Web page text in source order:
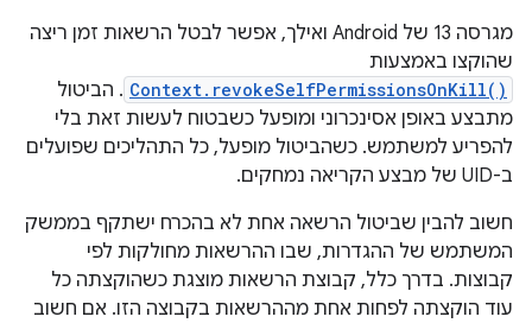
מגרסה 13 של Android ואילך, אפשר לבטל הרשאות זמן ריצה
שהוקצו באמצעות
Context.revokeSelfPermissionsOnKill() . הביטול
מתבצע באופן אסינכרוני ומופעל כשבטוח לעשות זאת בלי
להפריע למשתמש. כשהביטול מופעל, כל התהליכים שפועלים
ב-UID של מבצע הקריאה נמחקים.
חשוב להבין שביטול הרשאה אחת לא בהכרח ישתקף בממשק
המשתמש של ההגדרות, שבו ההרשאות מחולקות לפי
קבוצות. בדרך כלל, קבוצת הרשאות מוצגת כשהוקצתה כל
עוד הוקצתה לפחות אחת מההרשאות בקבוצה הזו. אם חשוב